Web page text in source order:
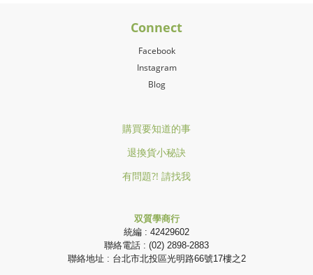
Connect
Facebook
Instagram
Blog
購買要知道的事
退換貨小秘訣
有問題?! 請找我
双質學商行
統編 : 42429602
聯絡電話 : (02) 2898-2883
聯絡地址 : 台北市北投區光明路66號17樓之2